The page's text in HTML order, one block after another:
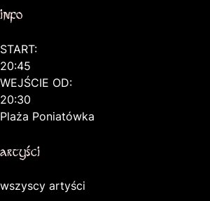
info
START:
20:45
WEJŚCIE OD:
20:30
Plaża Poniatówka
artyści
wszyscy artyści